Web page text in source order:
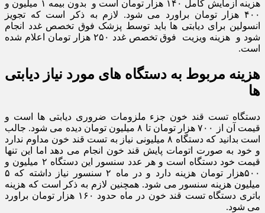
هزینه آزمایش کامل ۱۴۰ هزار تومان است و بدون بیمه ۱ میلیون و
۴۰۰ هزار تومان براورد می شود. لازم به ذکر است که تجویز
انسولین برای دیابتی ها باید توسط پزشک فوق تخصص غدد انجام
شود و هزینه ویزیت فوق تخصص غدد ۲۵۰ هزار تومان اعلام شده
است.
هزینه مربوط به دستگاه های مورد نیاز دیابتی
ها
دستگاه تست قند خون جزء ملزومات ضروری دیابتی ها است و
قیمت آن از ۷۰۰ هزار تومان تا ۸ میلیون تومان دیده می شود. جالب
است بدانید که دستگاه ۸ میلیونی نیاز به تست قند خون مداوم ندارد
و خود به صورت اتومات پایش قند خون انجام می دهد اما این تنها
قیمت خود دستگاه است و هر عدد سنسور این دستگاه ۲ میلیون و
۵۰۰هزار تومان هزینه دارد و در ماه ۲ سنسور نیاز داشته که ۵
میلیون هزینه سنسور می شود. همچنین لازم به ذکر است که هزینه
باتری دستگاه تست قند خون در ماه حدود ۱۶۰ هزار تومان براورد
می شود.